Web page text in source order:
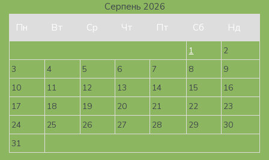
Серпень 2026
Пн
Вт Ср Чт Пт Сб Нд
1
2
3
4 5 6 7 8
9
10
11 12 13 14 15
16
17
18 19 20 21 22
23
24
25 26 27 28 29
30
31